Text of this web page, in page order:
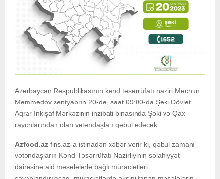
Azərbaycan Respublikasının kənd təsərrüfatı naziri Məcnun
Məmmədov sentyabrın 20-də, saat 09:00-da Şəki Dövlət
Aqrar İnkişaf Mərkəzinin inzibati binasında Şəki və Qax
rayonlarından olan vətəndaşları qəbul edəcək.
Azfood.az fins.az-a istinadən xəbər verir ki, qəbul zamanı
vətəndaşların Kənd Təsərrüfatı Nazirliyinin səlahiyyət
dairəsinə aid məsələlərlə bağlı müraciətləri